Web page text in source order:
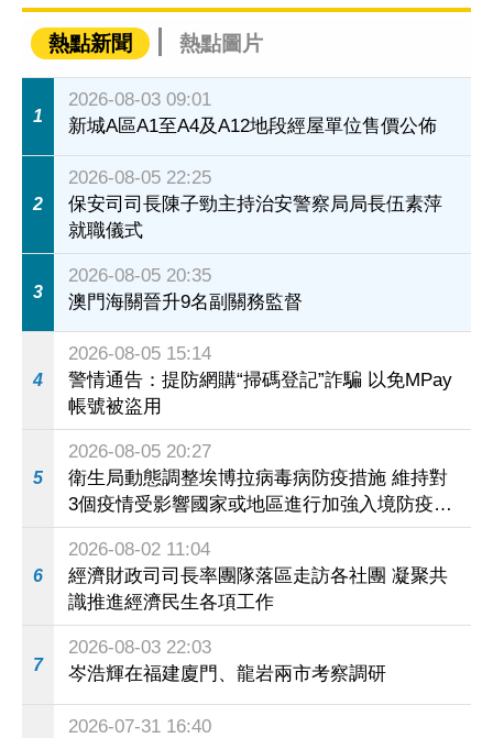
熱點新聞 熱點圖片
1
2026-08-03 09:01
新城A區A1至A4及A12地段經屋單位售價公佈
2
2026-08-05 22:25
保安司司長陳子勁主持治安警察局局長伍素萍
就職儀式
3
2026-08-05 20:35
澳門海關晉升9名副關務監督
4
2026-08-05 15:14
警情通告：提防網購“掃碼登記”詐騙 以免MPay
帳號被盜用
5
2026-08-05 20:27
衛生局動態調整埃博拉病毒病防疫措施 維持對
3個疫情受影響國家或地區進行加強入境防疫措
施
6
2026-08-02 11:04
經濟財政司司長率團隊落區走訪各社團 凝聚共
識推進經濟民生各項工作
7
2026-08-03 22:03
岑浩輝在福建廈門、龍岩兩市考察調研
2026-07-31 16:40